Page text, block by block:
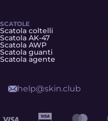
SCATOLE
Scatola coltelli
Scatola AK-47
Scatola AWP
Scatola guanti
Scatola agente
help@skin.club